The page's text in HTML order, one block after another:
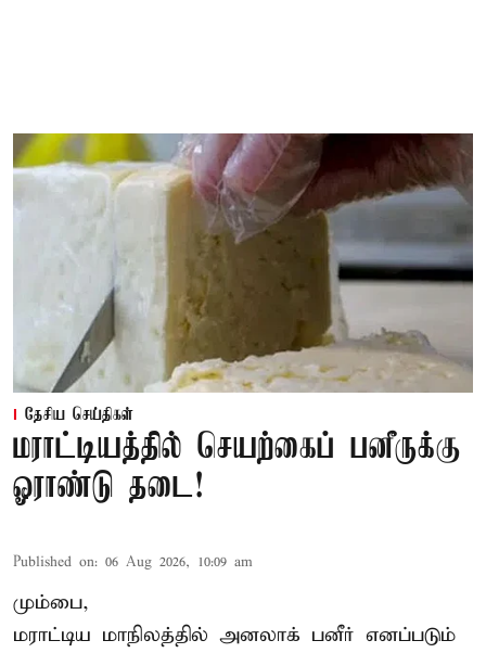
தேசிய செய்திகள்
மராட்டியத்தில் செயற்கைப் பனீருக்கு
ஓராண்டு தடை!
Published on: 06 Aug 2026, 10:09 am
மும்பை,
மராட்டிய மாநிலத்தில் அனலாக் பனீர் எனப்படும்